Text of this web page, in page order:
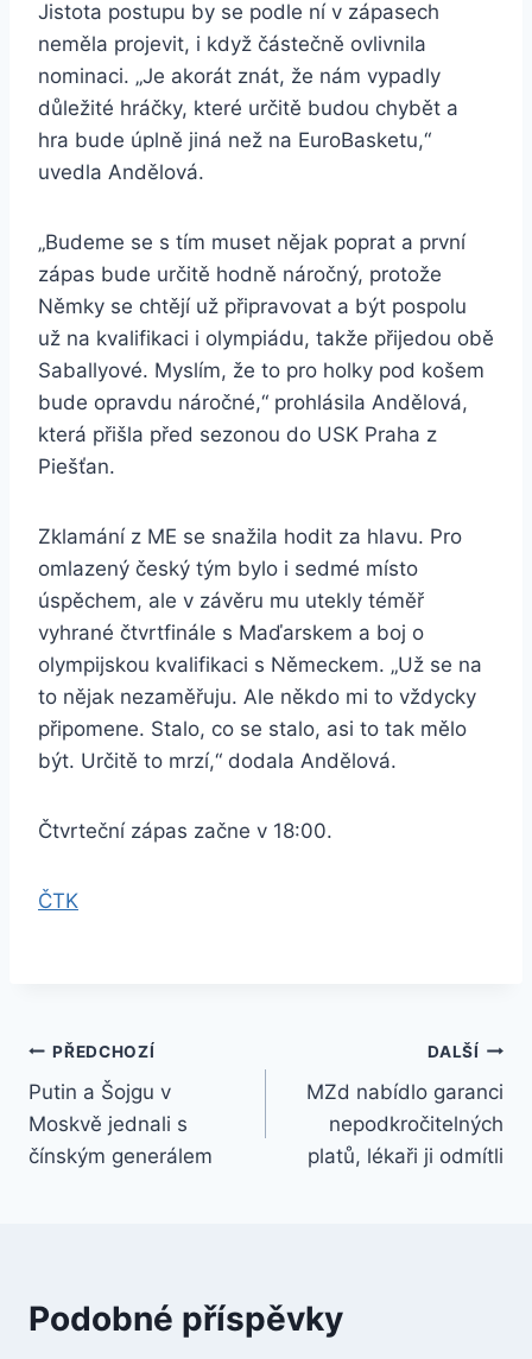
Jistota postupu by se podle ní v zápasech
neměla projevit, i když částečně ovlivnila
nominaci. „Je akorát znát, že nám vypadly
důležité hráčky, které určitě budou chybět a
hra bude úplně jiná než na EuroBasketu,“
uvedla Andělová.
„Budeme se s tím muset nějak poprat a první
zápas bude určitě hodně náročný, protože
Němky se chtějí už připravovat a být pospolu
už na kvalifikaci i olympiádu, takže přijedou obě
Saballyové. Myslím, že to pro holky pod košem
bude opravdu náročné,“ prohlásila Andělová,
která přišla před sezonou do USK Praha z
Piešťan.
Zklamání z ME se snažila hodit za hlavu. Pro
omlazený český tým bylo i sedmé místo
úspěchem, ale v závěru mu utekly téměř
vyhrané čtvrtfinále s Maďarskem a boj o
olympijskou kvalifikaci s Německem. „Už se na
to nějak nezaměřuju. Ale někdo mi to vždycky
připomene. Stalo, co se stalo, asi to tak mělo
být. Určitě to mrzí,“ dodala Andělová.
Čtvrteční zápas začne v 18:00.
ČTK
Navigace
pro
příspěvek
PŘEDCHOZÍ
Putin a Šojgu v
Moskvě jednali s
čínským generálem
DALŠÍ
MZd nabídlo garanci
nepodkročitelných
platů, lékaři ji odmítli
Podobné příspěvky